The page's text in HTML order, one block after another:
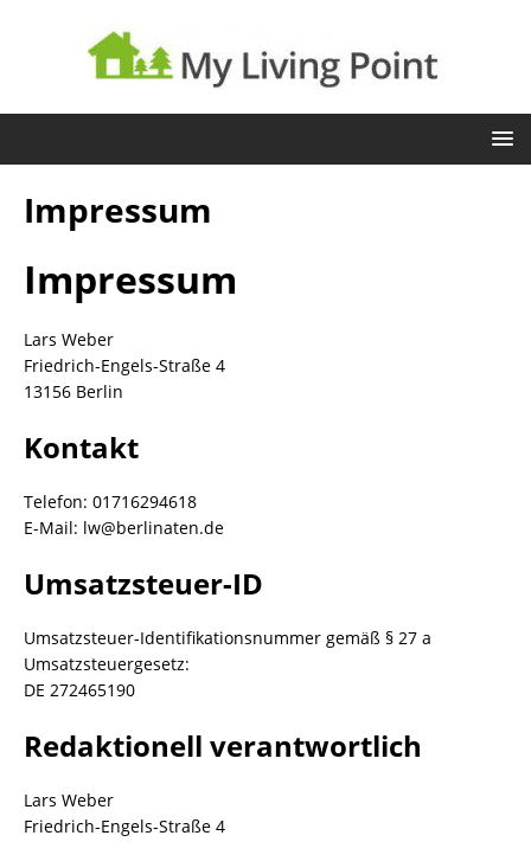
Impressum
Impressum
Lars Weber
Friedrich-Engels-Straße 4
13156 Berlin
Kontakt
Telefon: 01716294618
E-Mail: lw@berlinaten.de
Umsatzsteuer-ID
Umsatzsteuer-Identifikationsnummer gemäß § 27 a
Umsatzsteuergesetz:
DE 272465190
Redaktionell verantwortlich
Lars Weber
Friedrich-Engels-Straße 4